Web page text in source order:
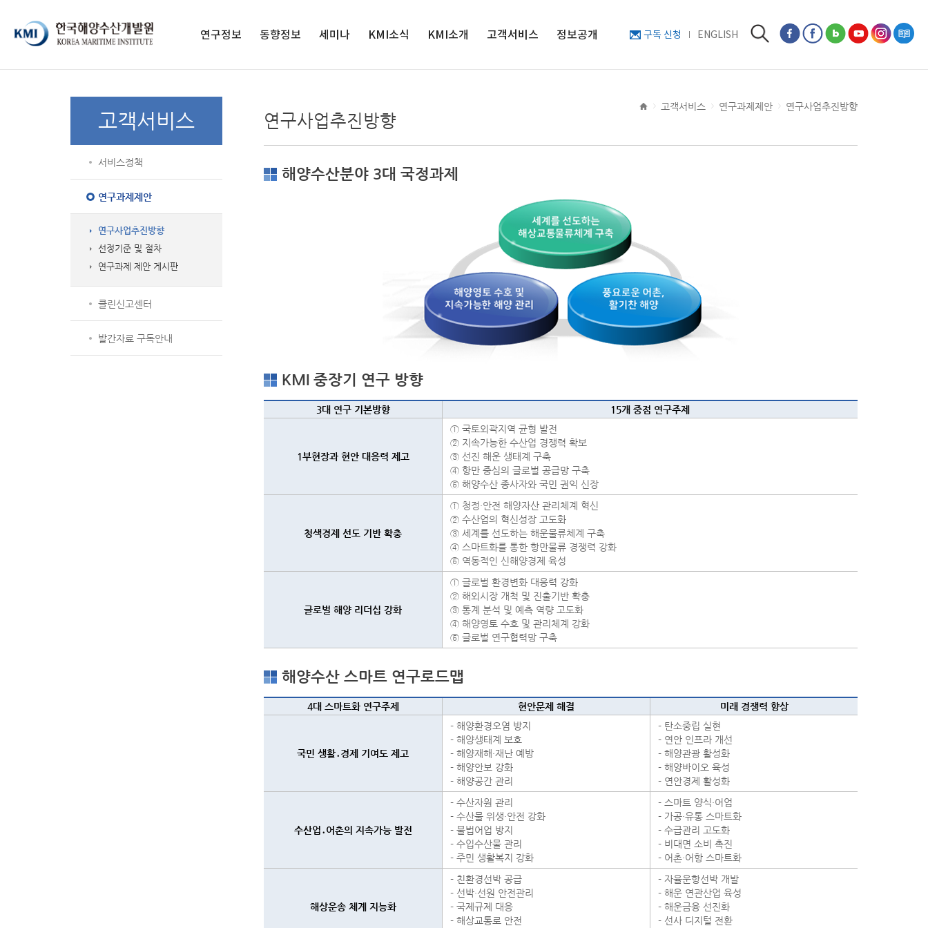
구독 신청 ENGLISH
검색
페이스북 페이지
페이스북 프로필
네이버블로그 인스타그램
전자도서관
연구정보
학술지
동향정보
종간 간행물
세미나
망대회
럼
KMI소식
입찰공고
보도자료
영상보도
KMI소개
연구사업
조직도
오시는 길
고객서비스
발간자료 구독안
정보공개
고객서비스
서비스정책
연구과제제안
연구사업추진방향
선정기준 및 절차
연구과제 제안 게시판
클린신고센터
발간자료 구독안내
고객서비스 연구과제제안 연구사업추진방향
연구사업추진방향
해양수산분야 3대 국정과제
KMI 중장기 연구 방향
3대 연구 기본방향 15개 중점 연구주제
1부현장과 현안 대응력 제고
① 국토외곽지역 균형 발전
② 지속가능한 수산업 경쟁력 확보
③ 선진 해운 생태계 구축
④ 항만 중심의 글로벌 공급망 구축
⑤ 해양수산 종사자와 국민 권익 신장
청색경제 선도 기반 확충
① 청정·안전 해양자산 관리체계 혁신
② 수산업의 혁신성장 고도화
③ 세계를 선도하는 해운물류체계 구축
④ 스마트화를 통한 항만물류 경쟁력 강화
⑤ 역동적인 신해양경제 육성
글로벌 해양 리더십 강화
① 글로벌 환경변화 대응력 강화
② 해외시장 개척 및 진출기반 확충
③ 통계 분석 및 예측 역량 고도화
④ 해양영토 수호 및 관리체계 강화
⑤ 글로벌 연구협력망 구축
해양수산 스마트 연구로드맵
4대 스마트화 연구주제 현안문제 해결 미래 경쟁력 향상
국민 생활․경제 기여도 제고
- 해양환경오염 방지
- 해양생태계 보호
- 해양재해·재난 예방
- 해양안보 강화
- 해양공간 관리
- 탄소중립 실현
- 연안 인프라 개선
- 해양관광 활성화
- 해양바이오 육성
- 연안경제 활성화
수산업․어촌의 지속가능 발전
- 수산자원 관리
- 수산물 위생·안전 강화
- 불법어업 방지
- 수입수산물 관리
- 주민 생활복지 강화
- 스마트 양식·어업
- 가공·유통 스마트화
- 수급관리 고도화
- 비대면 소비 촉진
- 어촌·어항 스마트화
해상운송 체계 지능화
- 친환경선박 공급
- 선박·선원 안전관리
- 국제규제 대응
- 해상교통로 안전
- 자율운항선박 개발
- 해운 연관산업 육성
- 해운금융 선진화
- 선사 디지털 전환